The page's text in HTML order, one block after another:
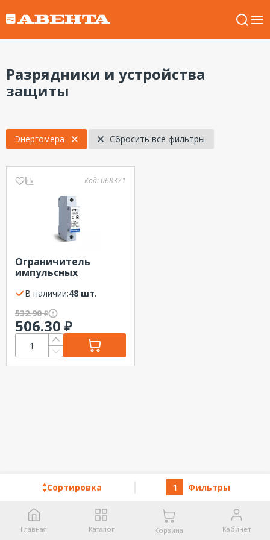
Разрядники и устройства
защиты
Сортировка 1 Фильтры
Энергомера Сбросить все фильтры
Код: 068371
Ограничитель
импульсных
(Энергомера) ОИН1
В наличии:
48 шт.
532.90₽
506.30 ₽
Главная Каталог Корзина Кабинет